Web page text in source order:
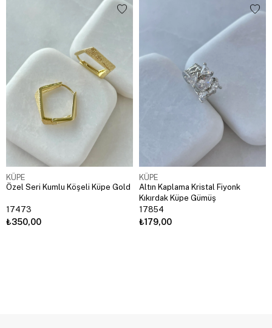
KÜPE
Özel Seri Kumlu Köşeli Küpe Gold
17473
₺350,00
KÜPE
Altın Kaplama Kristal Fiyonk
Kıkırdak Küpe Gümüş
17854
₺179,00